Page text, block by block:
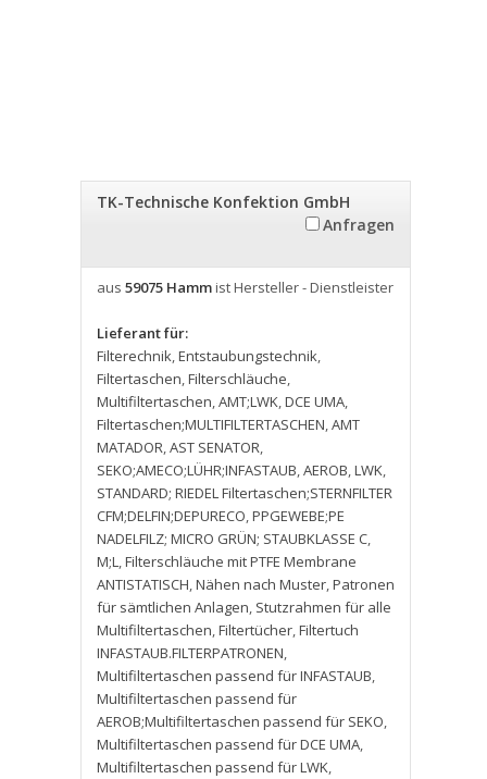
TK-Technische Konfektion GmbH
Anfragen
aus 59075 Hammist Hersteller - Dienstleister
Lieferant für:
Filterechnik,Entstaubungstechnik,
Filtertaschen,Filterschläuche,
Multifiltertaschen,AMT;LWK,DCE UMA,
Filtertaschen;MULTIFILTERTASCHEN,AMT
MATADOR,AST SENATOR,
SEKO;AMECO;LÜHR;INFASTAUB,AEROB,LWK,
STANDARD; RIEDEL Filtertaschen;STERNFILTER
CFM;DELFIN;DEPURECO,PPGEWEBE;PE
NADELFILZ; MICRO GRÜN; STAUBKLASSE C,
M;L,Filterschläuche mit PTFE Membrane
ANTISTATISCH,Nähen nach Muster,Patronen
für sämtlichen Anlagen, Stutzrahmen für alle
Multifiltertaschen,Filtertücher,Filtertuch
INFASTAUB.FILTERPATRONEN,
Multifiltertaschen passend für INFASTAUB,
Multifiltertaschen passend für
AEROB;Multifiltertaschen passend für SEKO,
Multifiltertaschen passend für DCE UMA,
Multifiltertaschen passend für LWK,